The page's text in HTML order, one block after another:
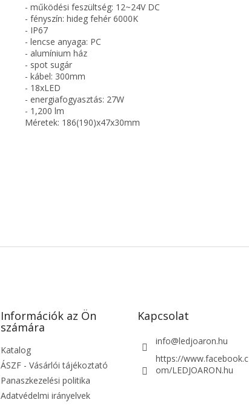
- működési feszültség: 12~24V DC
- fényszín: hideg fehér 6000K
- IP67
- lencse anyaga: PC
- alumínium ház
- spot sugár
- kábel: 300mm
- 18xLED
- energiafogyasztás: 27W
- 1,200 lm
Méretek: 186(190)x47x30mm
Információk az Ön
számára
Katalog
ÁSZF - Vásárlói tájékoztató
Panaszkezelési politika
Adatvédelmi irányelvek
Kapcsolat
info@ledjoaron.hu
https://www.facebook.c
om/LEDJOARON.hu